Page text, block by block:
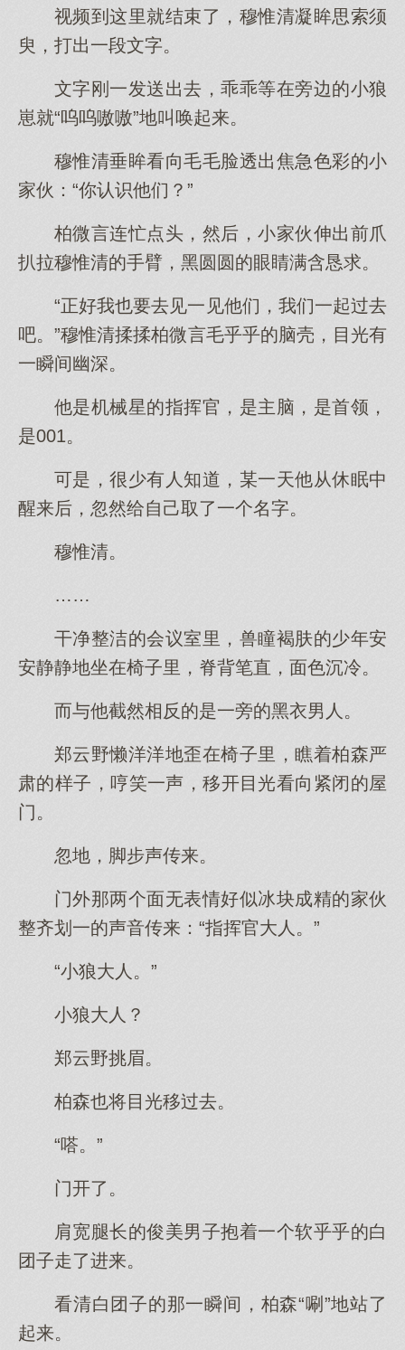
视频到这里就结束了，穆惟清凝眸思索须
臾，打出一段文字。
文字刚一发送出去，乖乖等在旁边的小狼
崽就“呜呜嗷嗷”地叫唤起来。
穆惟清垂眸看向毛毛脸透出焦急色彩的小
家伙：“你认识他们？”
柏微言连忙点头，然后，小家伙伸出前爪
扒拉穆惟清的手臂，黑圆圆的眼睛满含恳求。
“正好我也要去见一见他们，我们一起过去
吧。”穆惟清揉揉柏微言毛乎乎的脑壳，目光有
一瞬间幽深。
他是机械星的指挥官，是主脑，是首领，
是001。
可是，很少有人知道，某一天他从休眠中
醒来后，忽然给自己取了一个名字。
穆惟清。
……
干净整洁的会议室里，兽瞳褐肤的少年安
安静静地坐在椅子里，脊背笔直，面色沉冷。
而与他截然相反的是一旁的黑衣男人。
郑云野懒洋洋地歪在椅子里，瞧着柏森严
肃的样子，哼笑一声，移开目光看向紧闭的屋
门。
忽地，脚步声传来。
门外那两个面无表情好似冰块成精的家伙
整齐划一的声音传来：“指挥官大人。”
“小狼大人。”
小狼大人？
郑云野挑眉。
柏森也将目光移过去。
“嗒。”
门开了。
肩宽腿长的俊美男子抱着一个软乎乎的白
团子走了进来。
看清白团子的那一瞬间，柏森“唰”地站了
起来。